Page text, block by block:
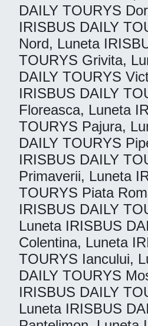
DAILY TOURYS
IRISBUS DAILY
Nord, Luneta
TOURYS Grivita,
DAILY TOURYS
IRISBUS DAILY
Floreasca, Luneta
TOURYS Pajura,
DAILY TOURYS
IRISBUS DAILY
Primaverii, Luneta
TOURYS Piata
IRISBUS DAILY
Luneta IRISBUS
Colentina, Luneta
TOURYS Iancului,
DAILY TOURYS
IRISBUS DAILY
Luneta IRISBUS